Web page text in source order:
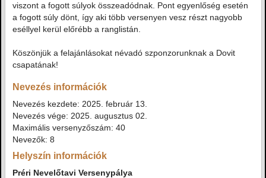
viszont a fogott súlyok összeadódnak. Pont egyenlőség esetén
a fogott súly dönt, így aki több versenyen vesz részt nagyobb
eséllyel kerül előrébb a ranglistán.
Köszönjük a felajánlásokat névadó szponzorunknak a Dovit
csapatának!
Nevezés információk
Nevezés kezdete: 2025. február 13.
Nevezés vége: 2025. augusztus 02.
Maximális versenyzőszám: 40
Nevezők: 8
Helyszín információk
Préri Nevelőtavi Versenypálya